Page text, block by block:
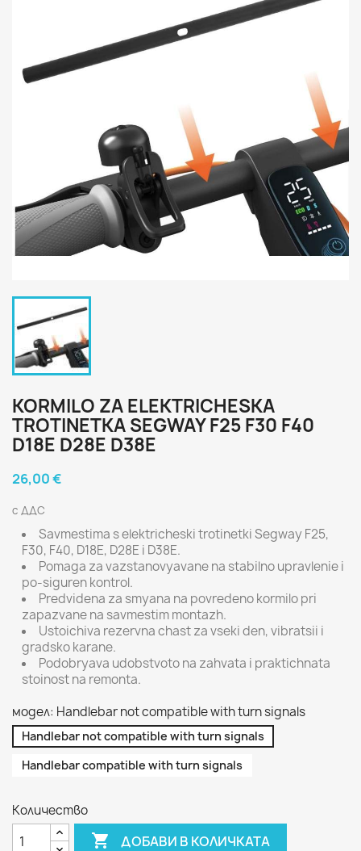
KORMILO ZA ELEKTRICHESKA
TROTINETKA SEGWAY F25 F30 F40
D18E D28E D38E
26,00 €
с ДДС
Savmestima s elektricheski trotinetki Segway F25,
F30, F40, D18E, D28E i D38E.
Pomaga za vazstanovyavane na stabilno upravlenie i
po-siguren kontrol.
Predvidena za smyana na povredeno kormilo pri
zapazvane na savmestim montazh.
Ustoichiva rezervna chast za vseki den, vibratsii i
gradsko karane.
Podobryava udobstvoto na zahvata i praktichnata
stoinost na remonta.
модел: Handlebar not compatible with turn signals
Handlebar not compatible with turn signals
Handlebar compatible with turn signals
Количество
 ДОБАВИ В КОЛИЧКАТА